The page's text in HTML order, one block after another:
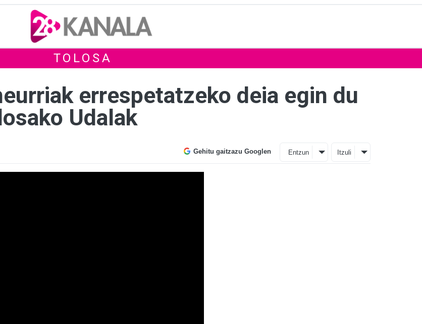
TOLOSA
errespetatzeko deia egin du
Udalak
Gehitu gaitzazu Googlen Entzun Itzuli